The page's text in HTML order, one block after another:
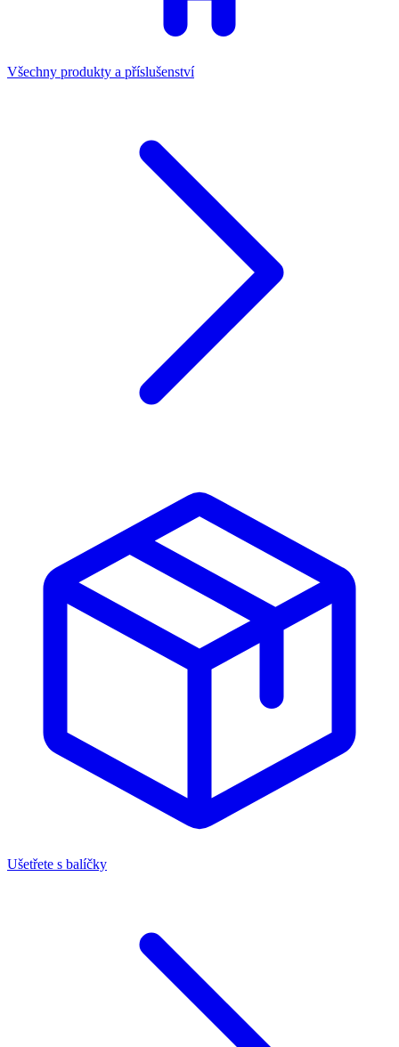
Všechny produkty a příslušenství
Ušetřete s balíčky